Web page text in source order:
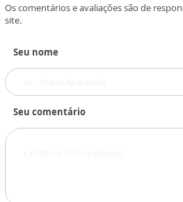
Os comentários e avaliações são de
site.
Seu nome
Seu comentário